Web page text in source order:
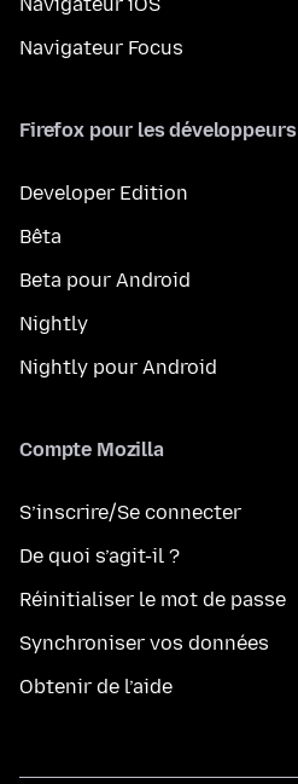
Navigateur Focus
Firefox pour les développeurs
Developer Edition
Bêta
Beta pour Android
Nightly
Nightly pour Android
Compte Mozilla
S’inscrire/Se connecter
De quoi s’agit-il ?
Réinitialiser le mot de passe
Synchroniser vos données
Obtenir de l’aide